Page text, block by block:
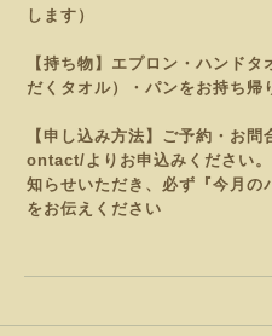
します）
【持ち物】エプロン・ハンド
だくタオル）・パンをお持ち帰
【申し込み方法】ご予約・お問
ontact/よりお申込みください。
知らせいただき、必ず『今月の
をお伝えください